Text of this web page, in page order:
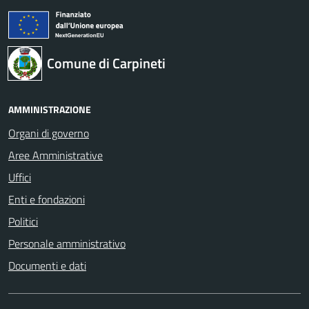
Comune di Carpineti
AMMINISTRAZIONE
Organi di governo
Aree Amministrative
Uffici
Enti e fondazioni
Politici
Personale amministrativo
Documenti e dati